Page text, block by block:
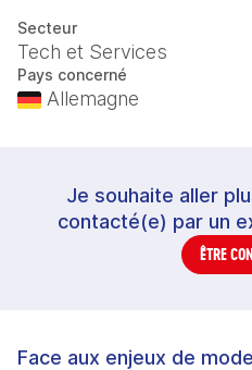
Secteur
Tech et Services
Pays concerné
Allemagne
Je souhaite aller
contacté(e) par un
ÊTRE
Face aux enjeux de